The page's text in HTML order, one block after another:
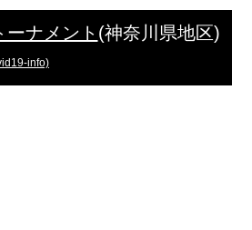
ナメント (神奈川県地区)
info)